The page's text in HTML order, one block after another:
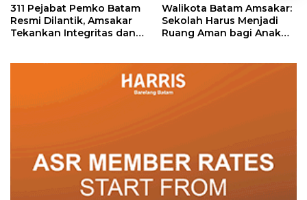
311 Pejabat Pemko Batam
Resmi Dilantik, Amsakar
Tekankan Integritas dan
Walikota Batam Amsakar:
Sekolah Harus Menjadi
Ruang Aman bagi Anak